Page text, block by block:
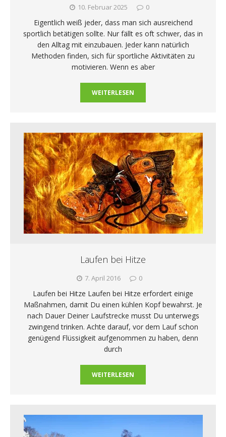
10. Februar 2025 0
Eigentlich weiß jeder, dass man sich ausreichend
sportlich betätigen sollte. Nur fällt es oft schwer, das in
den Alltag mit einzubauen. Jeder kann natürlich
Methoden finden, sich für sportliche Aktivitäten zu
motivieren. Wenn es aber
WEITERLESEN
Laufen bei Hitze
7. April 2016 0
Laufen bei Hitze Laufen bei Hitze erfordert einige
Maßnahmen, damit Du einen kühlen Kopf bewahrst. Je
nach Dauer Deiner Laufstrecke musst Du unterwegs
zwingend trinken. Achte darauf, vor dem Lauf schon
genügend Flüssigkeit aufgenommen zu haben, denn
durch
WEITERLESEN